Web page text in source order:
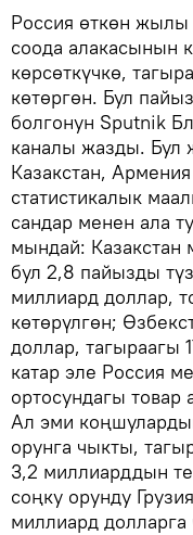
Россия өткөн
соода алакасынын
көрсөткүчкө,
көтөргөн. Бул
болгонун Sputnik
каналы жазды. Бул
Казакстан,
статистикалык
сандар менен ала
мындай: Казакстан
бул 2,8 пайызды
миллиард доллар,
көтөрүлгөн;
доллар, тагыраагы
катар эле Россия
ортосундагы
Ал эми
орунга чыкты,
3,2 миллиарддын
соңку орунду
миллиард